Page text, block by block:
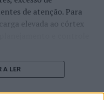
de atenção. Para
elevada ao córtex
digitais também
a dificuldade de
A LER